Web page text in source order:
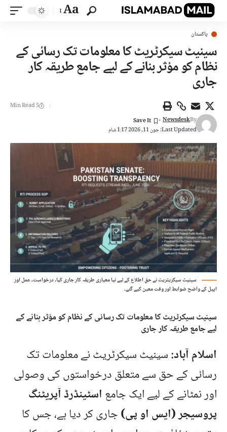
Aa
پاکستان
سینیٹ سیکرٹریٹ کا معلومات تک رسائی کے
نظام کو مؤثر بنانے کے لیے جامع طریقہ کار
جاری
Last Updated: جون 11, 2026 1:17 شام
By
Newsdesk
5 Min Read
سینیٹ سیکریٹریٹ نے حقِ اطلاع کے لیے نیا معیاری طریقہ کار جاری کیا، درخواست، عمل اور
اپیل کے واضح ضوابط اور وقت معین کیے گئے۔
سینیٹ سیکرٹریٹ کا معلومات تک رسائی کے نظام کو مؤثر بنانے کے
لیے جامع طریقہ کار جاری
اسلام آباد:سینیٹ سیکرٹریٹ نے معلومات تک
رسائی کے حق سے متعلق درخواستوں کی وصولی
اور نمٹانے کے لیے ایک جامع اسٹینڈرڈ آپریٹنگ
پروسیجر (ایس او پی)جاری کر دیا ہے، جس کا